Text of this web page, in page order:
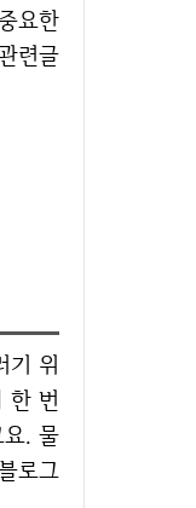
요한
련글
한 번
. 물
로그